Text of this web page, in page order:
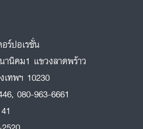
ร์ปอเรชั่น
านิคม1 แขวงลาดพร้าว
เทพฯ 10230
, 080-963-6661